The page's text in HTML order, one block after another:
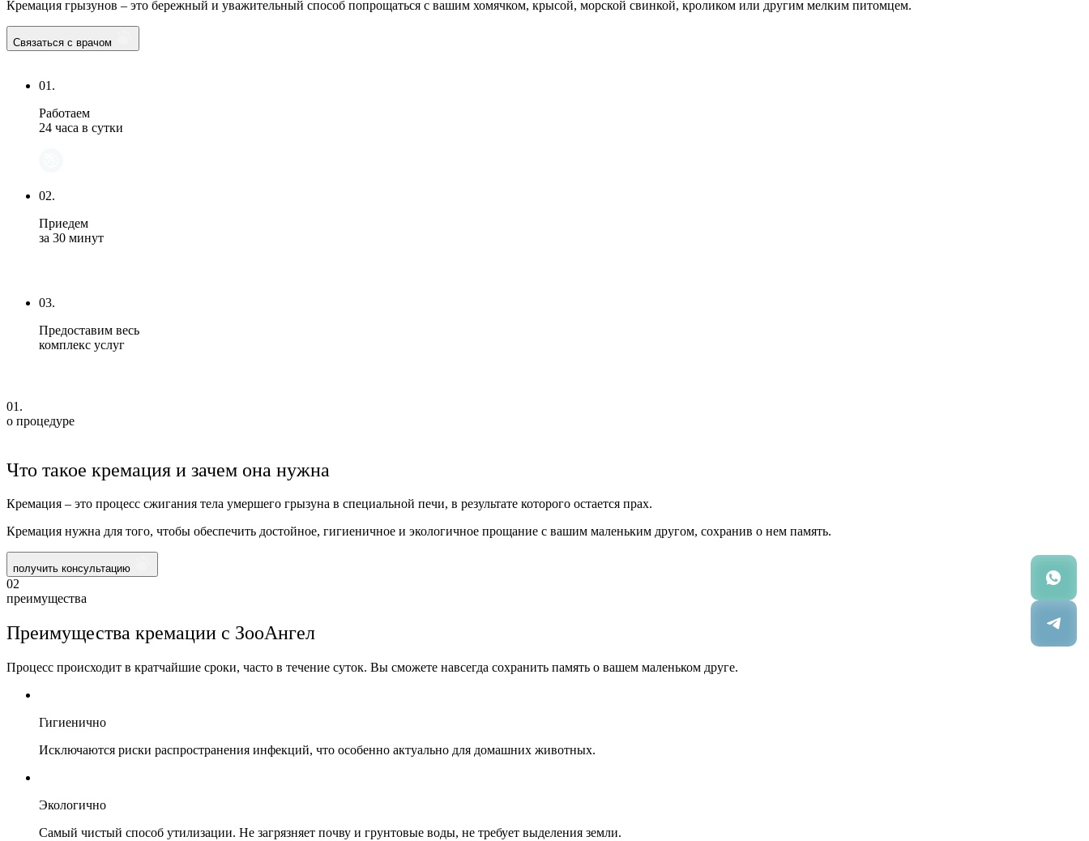
Кремация грызунов – это бережный и уважительный способ попрощаться с вашим хомячком, крысой, морской свинкой, кроликом или другим мелким питомцем.
Связаться с врачом
01.
Работаем
24 часа в сутки
02.
Приедем
за 30 минут
03.
Предоставим весь
комплекс услуг
01.
о процедуре
Что такое кремация и зачем она нужна
Кремация – это процесс сжигания тела умершего грызуна в специальной печи, в результате которого остается прах.
Кремация нужна для того, чтобы обеспечить достойное, гигиеничное и экологичное прощание с вашим маленьким другом, сохранив о нем память.
получить консультацию
02
преимущества
Преимущества кремации с ЗооАнгел
Процесс происходит в кратчайшие сроки, часто в течение суток. Вы сможете навсегда сохранить память о вашем маленьком друге.
Гигиенично
Исключаются риски распространения инфекций, что особенно актуально для домашних животных.
Экологично
Самый чистый способ утилизации. Не загрязняет почву и грунтовые воды, не требует выделения земли.